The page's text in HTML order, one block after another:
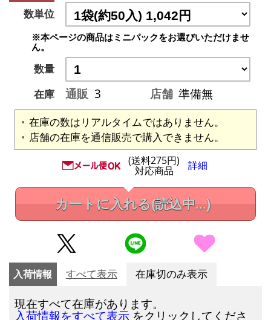
数単位
※本ページの商品はミニパックをお選びいただけませ
ん。
数量
在庫
通販 3 店舗 準備無
在庫の数はリアルタイムではありません。
店舗の在庫を通信販売で購入できません。
(送料275円)
対応商品 詳細
カートに入れる(読込中...)
入荷情報 すべて表示 在庫切のみ表示
現在すべて在庫があります。
入荷情報をすべて表示 をクリックしてくださ